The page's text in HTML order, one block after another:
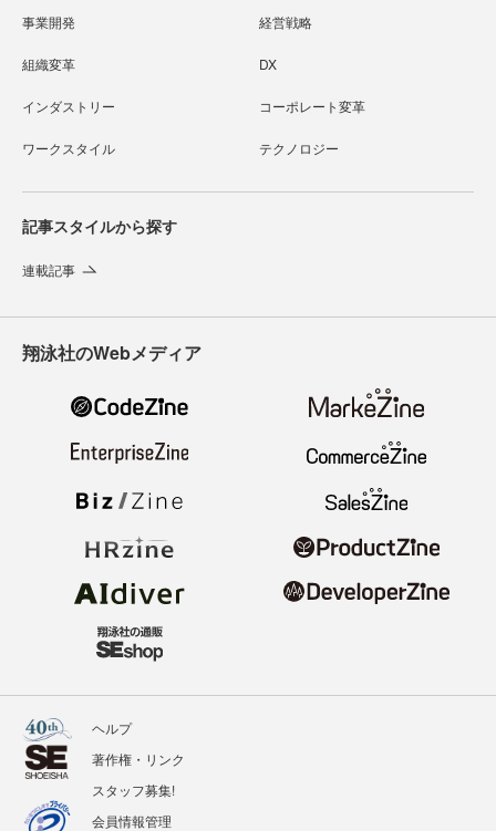
事業開発 経営戦略
組織変革 DX
インダストリー コーポレート変革
ワークスタイル テクノロジー
記事スタイルから探す
連載記事
翔泳社のWebメディア
ヘルプ
著作権・リンク
スタッフ募集!
会員情報管理